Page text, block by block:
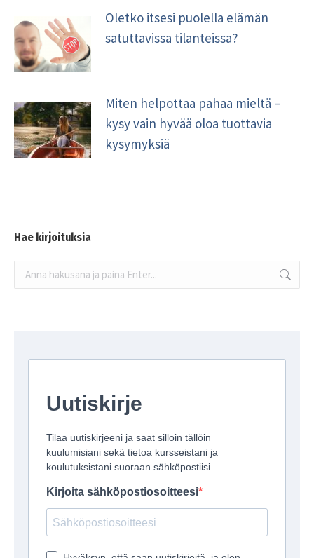
Oletko itsesi puolella elämän
satuttavissa tilanteissa?
Miten helpottaa pahaa mieltä –
kysy vain hyvää oloa tuottavia
kysymyksiä
Hae kirjoituksia
Search: